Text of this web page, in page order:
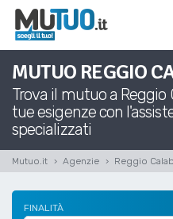
MUTUO REGGIO
Trova il mutuo a
tue esigenze con
specializzati
Mutuo.it Agenzie Reggio
FINALITÀ